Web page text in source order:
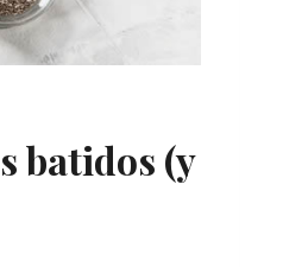
batidos (y